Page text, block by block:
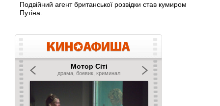
Подвійний агент британської розвідки став кумиром
Путіна.